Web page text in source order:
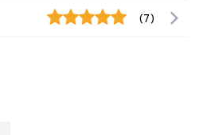
(7)